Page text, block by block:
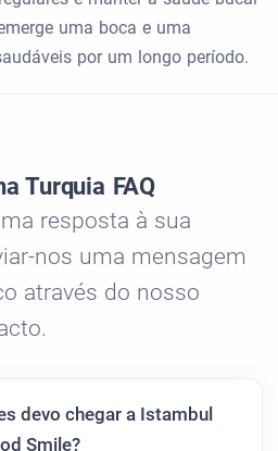
uma boca e uma
por um longo período.
Turquia FAQ
resposta à sua
nos uma mensagem
através do nosso
devo chegar a Istambul
Smile?